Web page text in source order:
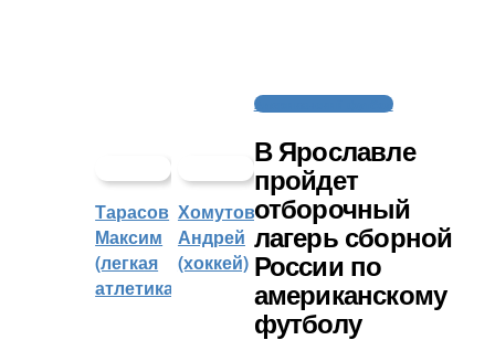
Тарасов
Максим
(легкая
атлетика)
Хомутов
Андрей
(хоккей)
Американский футбол
В Ярославле
пройдет
отборочный
лагерь сборной
России по
американскому
футболу